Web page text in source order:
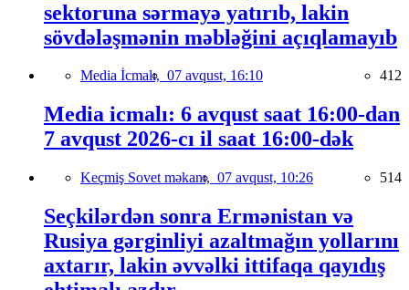
sektoruna sərmayə yatırıb, lakin
sövdələşmənin məbləğini açıqlamayıb
Media İcmalı, 07 avqust, 16:10 412
Media icmalı: 6 avqust saat 16:00-dan
7 avqust 2026-cı il saat 16:00-dək
Keçmiş Sovet məkanı, 07 avqust, 10:26 514
Seçkilərdən sonra Ermənistan və
Rusiya gərginliyi azaltmağın yollarını
axtarır, lakin əvvəlki ittifaqa qayıdış